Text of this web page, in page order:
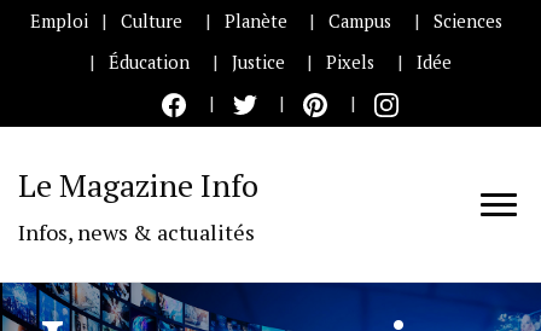
Emploi Culture Planète Campus
Sciences
Éducation
Justice Pixels Idée
Le Magazine Info
Infos, news & actualités